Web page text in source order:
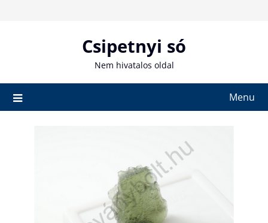
Csipetnyi só
Nem hivatalos oldal
Menu